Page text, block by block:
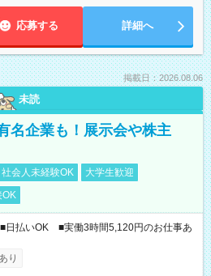
応募する 詳細へ
掲載日：2026.08.06
未読
名企業も！展示会や株主
社会人未経験OK
大学生歓迎
OK
払いOK ■実働3時間5,120円のお仕事あ
り